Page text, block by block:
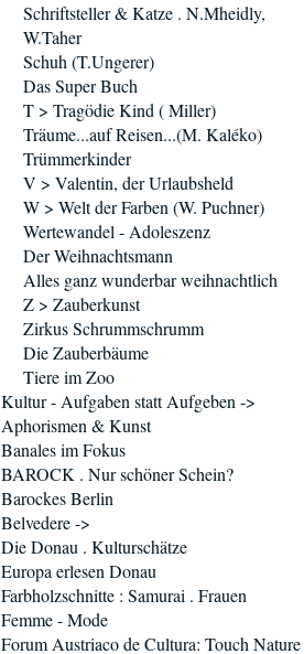
Schriftsteller & Katze . N.Mheidly,
W.Taher
Schuh (T.Ungerer)
Das Super Buch
T > Tragödie Kind ( Miller)
Träume...auf Reisen...(M. Kaléko)
Trümmerkinder
V > Valentin, der Urlaubsheld
W > Welt der Farben (W. Puchner)
Wertewandel - Adoleszenz
Der Weihnachtsmann
Alles ganz wunderbar weihnachtlich
Z > Zauberkunst
Zirkus Schrummschrumm
Die Zauberbäume
Tiere im Zoo
Kultur - Aufgaben statt Aufgeben ->
Aphorismen & Kunst
Banales im Fokus
BAROCK . Nur schöner Schein?
Barockes Berlin
Belvedere ->
Die Donau . Kulturschätze
Europa erlesen Donau
Farbholzschnitte : Samurai . Frauen
Femme - Mode
Forum Austriaco de Cultura: Touch Nature